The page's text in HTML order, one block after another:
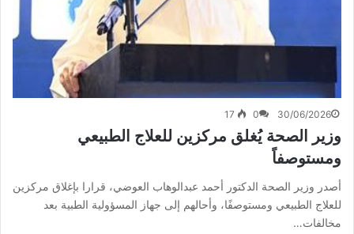
30/06/2026
0
17
وزير الصحة يُغلق مركزين للعلاج الطبيعي
ومستوصفاً
أصدر وزير الصحة الدكتور أحمد عبدالوهاب العوضي، قرارا بإغلاق مركزين
للعلاج الطبيعي ومستوصفًا، وأحالهم إلى جهاز المسؤولية الطبية بعد
مخالفات…